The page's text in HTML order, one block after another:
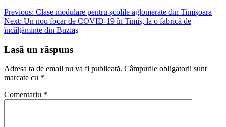
Navigare
în
Previous: Clase modulare pentru școlile aglomerate din Timișoara
Next: Un nou focar de COVID-19 în Timiș, la o fabrică de
încălţăminte din Buziaş
Lasă un răspuns
Adresa ta de email nu va fi publicată. Câmpurile obligatorii sunt
marcate cu *
Comentariu *